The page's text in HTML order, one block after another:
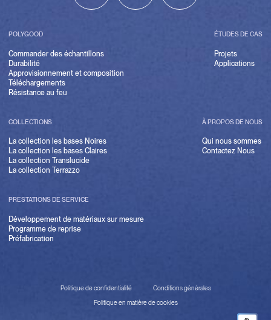
POLYGOOD
Commander des échantillons
Durabilité
Approvisionnement et composition
Téléchargements
Résistance au feu
ÉTUDES DE CAS
Projets
Applications
COLLECTIONS
La collection les bases Noires
La collection les bases Claires
La collection Translucide
La collection Terrazzo
À PROPOS DE NOUS
Qui nous sommes
Contactez Nous
PRESTATIONS DE SERVICE
Développement de matériaux sur mesure
Programme de reprise
Préfabrication
Politique de confidentialité
Conditions générales
Politique en matière de cookies